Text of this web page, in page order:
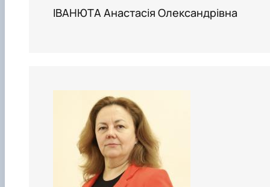
ІВАНЮТА Анастасія Олександрівна